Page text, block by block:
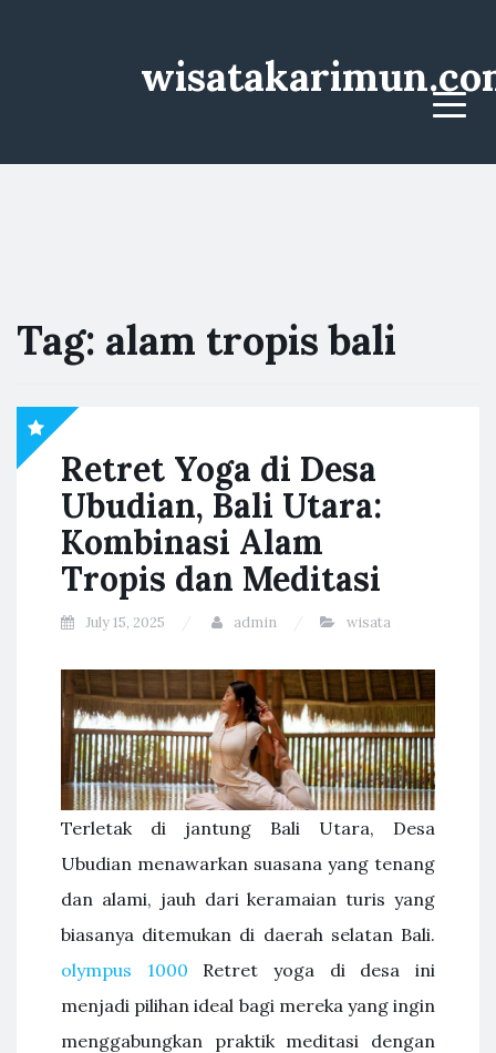
Menu
Tag: alam tropis bali
Retret Yoga di Desa
Ubudian, Bali Utara:
Kombinasi Alam
Tropis dan Meditasi
July 15, 2025 admin wisata
Terletak di jantung Bali Utara, Desa
Ubudian menawarkan suasana yang tenang
dan alami, jauh dari keramaian turis yang
biasanya ditemukan di daerah selatan Bali.
olympus 1000 Retret yoga di desa ini
menjadi pilihan ideal bagi mereka yang ingin
menggabungkan praktik meditasi dengan